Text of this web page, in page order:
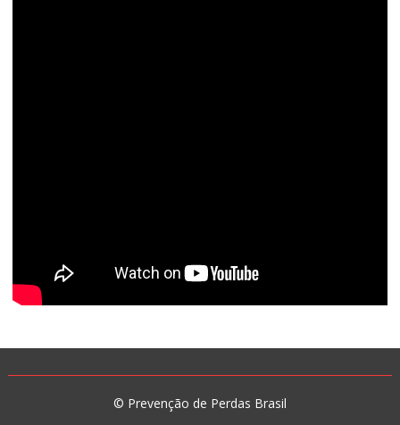
© Prevenção de Perdas Brasil